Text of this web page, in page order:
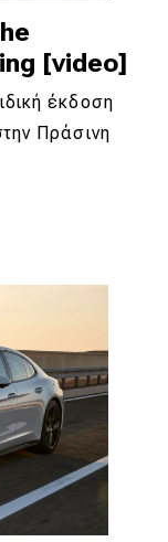
[video]
έκδοση
Πράσινη